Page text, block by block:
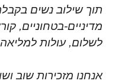
תוך שילוב נשים
מדיניים-בטחוניים,
לשלום, עולות
אנחנו מזכירות שוב